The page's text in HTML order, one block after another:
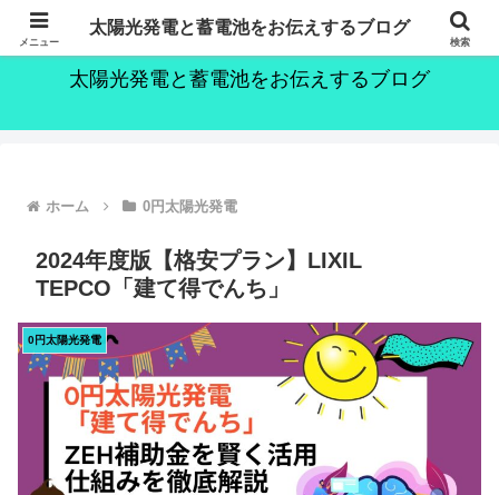
～持続可能な社会の実現のために～
太陽光発電と蓄電池をお伝えするブログ
ホーム 0円太陽光発電
2024年度版【格安プラン】LIXIL
TEPCO「建て得でんち」
0円太陽光発電
メニュー
太陽光発電と蓄電池をお伝えするブログ
検索